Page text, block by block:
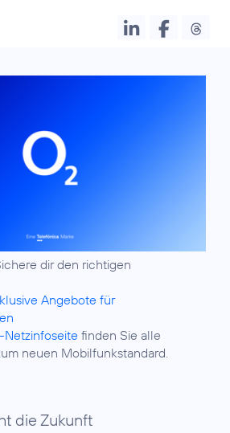
dir den richtigen
Angebote für
Netzinfoseite finden Sie alle
neuen Mobilfunkstandard.
die Zukunft